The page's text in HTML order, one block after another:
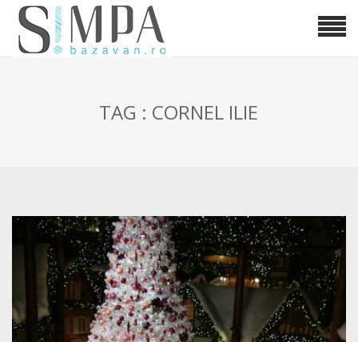
TAG : CORNEL ILIE